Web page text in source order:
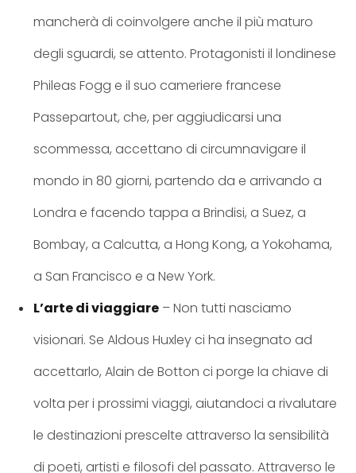
mancherà di coinvolgere anche il più maturo
degli sguardi, se attento. Protagonisti il londinese
Phileas Fogg e il suo cameriere francese
Passepartout, che, per aggiudicarsi una
scommessa, accettano di circumnavigare il
mondo in 80 giorni, partendo da e arrivando a
Londra e facendo tappa a Brindisi, a Suez, a
Bombay, a Calcutta, a Hong Kong, a Yokohama,
a San Francisco e a New York.
L’arte di viaggiare – Non tutti nasciamo
visionari. Se Aldous Huxley ci ha insegnato ad
accettarlo, Alain de Botton ci porge la chiave di
volta per i prossimi viaggi, aiutandoci a rivalutare
le destinazioni prescelte attraverso la sensibilità
di poeti, artisti e filosofi del passato. Attraverso le